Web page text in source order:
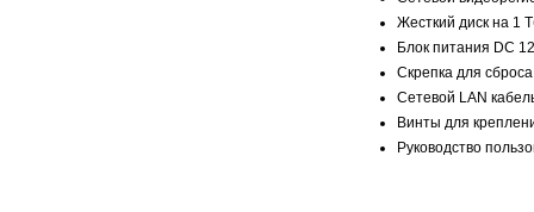
Жесткий диск на 1
Блок питания DC
Скрепка для
Сетевой LAN
Винты для
Руководство